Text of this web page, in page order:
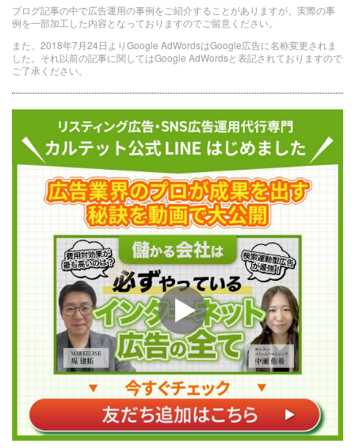
ブログ記事の中で広告運用の事例をご紹介することがありますが、実際の事
例を一部加工した内容となっておりますのでご留意ください。
また、2018年7月24日よりGoogle AdWordsはGoogle広告に名称変更されま
した。それ以前の記事に関してはGoogle AdWordsと表記されておりますので
ご了承ください。